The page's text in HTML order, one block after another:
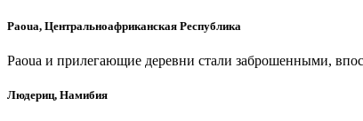
Paoua, Центральноафриканская Республика
Paoua и прилегающие деревни стали заброшенными,
Людериц, Намибия